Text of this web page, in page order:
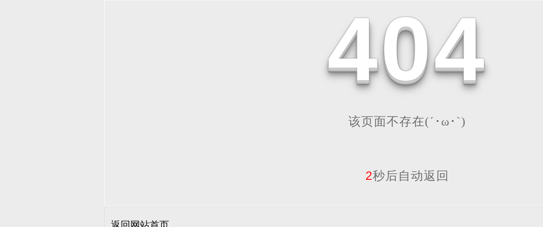
404
该页面不存在(´･ω･`)
2秒后自动返回
返回网站首页